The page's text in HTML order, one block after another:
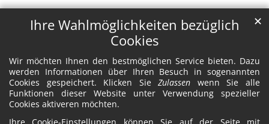
Ihre Wahlmöglichkeiten bezüglich
Cookies
Wir möchten Ihnen den bestmöglichen Service bieten. Dazu
werden Informationen über Ihren Besuch in sogenannten
Cookies gespeichert. Klicken SieZulassen wenn Sie alle
Funktionen dieser Website unter Verwendung spezieller
Cookies aktiveren möchten.
✕